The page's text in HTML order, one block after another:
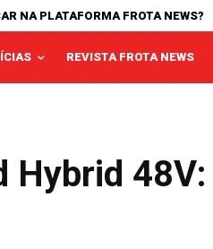
NA PLATAFORMA FROTA NEWS?
REVISTA FROTA NEWS
Hybrid